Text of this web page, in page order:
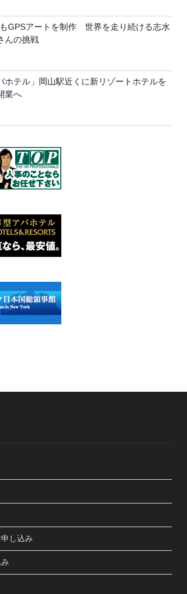
GPSアートを制作 世界を走り続ける志水
んの挑戦
ホテル」岡山駅近くに新リゾートホテルを
業へ
し込み